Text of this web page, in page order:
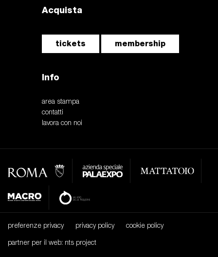
Acquista
tickets membership
Info
area stampa
contatti
lavora con noi
preferenze privacy privacy policy cookie policy
partner per il web: nts project